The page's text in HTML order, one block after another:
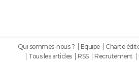
Qui sommes-nous ? Equipe Charte
Tous les articles
RSS Recrutement